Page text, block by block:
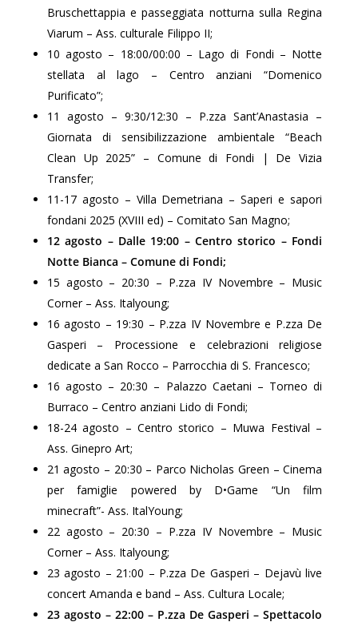
Bruschettappia e passeggiata notturna sulla Regina
Viarum – Ass. culturale Filippo II;
10 agosto – 18:00/00:00 – Lago di Fondi – Notte
stellata al lago – Centro anziani “Domenico
Purificato”;
11 agosto – 9:30/12:30 – P.zza Sant’Anastasia –
Giornata di sensibilizzazione ambientale “Beach
Clean Up 2025” – Comune di Fondi | De Vizia
Transfer;
11-17 agosto – Villa Demetriana – Saperi e sapori
fondani 2025 (XVIII ed) – Comitato San Magno;
12 agosto – Dalle 19:00 – Centro storico – Fondi
Notte Bianca – Comune di Fondi;
15 agosto – 20:30 – P.zza IV Novembre – Music
Corner – Ass. Italyoung;
16 agosto – 19:30 – P.zza IV Novembre e P.zza De
Gasperi – Processione e celebrazioni religiose
dedicate a San Rocco – Parrocchia di S. Francesco;
16 agosto – 20:30 – Palazzo Caetani – Torneo di
Burraco – Centro anziani Lido di Fondi;
18-24 agosto – Centro storico – Muwa Festival –
Ass. Ginepro Art;
21 agosto – 20:30 – Parco Nicholas Green – Cinema
per famiglie powered by D•Game “Un film
minecraft”- Ass. ItalYoung;
22 agosto – 20:30 – P.zza IV Novembre – Music
Corner – Ass. Italyoung;
23 agosto – 21:00 – P.zza De Gasperi – Dejavù live
concert Amanda e band – Ass. Cultura Locale;
23 agosto – 22:00 – P.zza De Gasperi – Spettacolo